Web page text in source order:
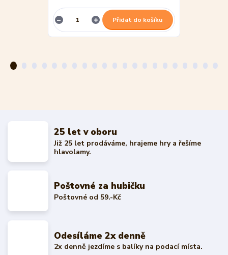
Přidat do košíku
25 let v oboru
Již 25 let prodáváme, hrajeme hry a řešíme
hlavolamy.
Poštovné za hubičku
Poštovné od 59.-Kč
Odesíláme 2x denně
2x denně jezdíme s balíky na podací místa.